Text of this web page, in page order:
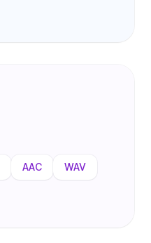
AAC WAV